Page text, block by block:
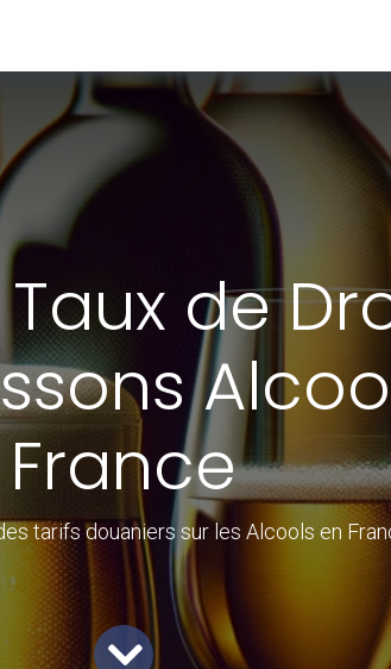
de
France
tarifs douaniers sur les Alcools en